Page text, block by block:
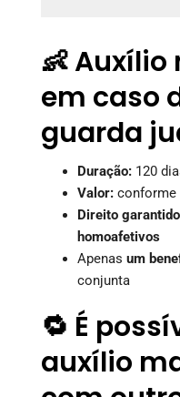
👶
em caso
guarda
Duração: 120
Valor: conforme
Direito
homoafetivos
Apenas um
conjunta
🔁 É
auxílio